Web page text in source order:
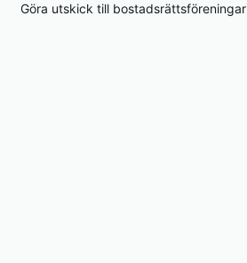
Göra utskick till bostadsrättsföreningar